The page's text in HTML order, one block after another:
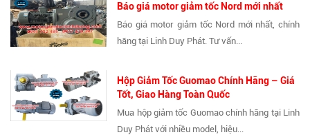
Báo giá motor giảm tốc Nord mới nhất
Báo giá motor giảm tốc Nord mới nhất, chính
hãng tại Linh Duy Phát. Tư vấn...
Hộp Giảm Tốc Guomao Chính Hãng – Giá
Tốt, Giao Hàng Toàn Quốc
Mua hộp giảm tốc Guomao chính hãng tại Linh
Duy Phát với nhiều model, hiệu...